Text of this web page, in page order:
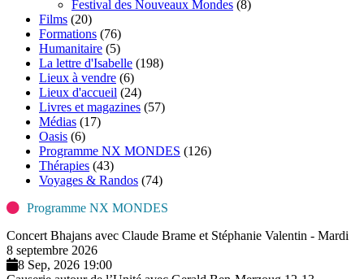
Festival des Nouveaux Mondes (8)
Films (20)
Formations (76)
Humanitaire (5)
La lettre d'Isabelle (198)
Lieux à vendre (6)
Lieux d'accueil (24)
Livres et magazines (57)
Médias (17)
Oasis (6)
Programme NX MONDES (126)
Thérapies (43)
Voyages & Randos (74)
Programme NX MONDES
Concert Bhajans avec Claude Brame et Stéphanie Valentin - Mardi
8 septembre 2026
8 Sep, 2026 19:00